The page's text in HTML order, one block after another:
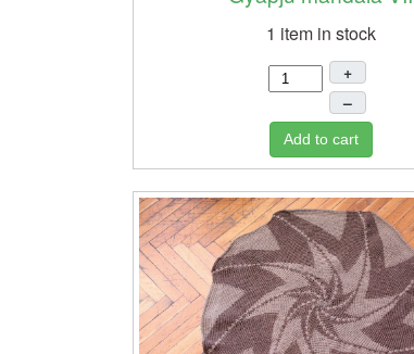
1 item in stock
+
–
Add to cart